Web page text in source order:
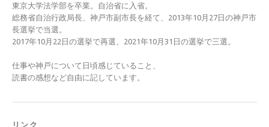
東京大学法学部を卒業。自治省に入省。
総務省自治行政局長、神戸市副市長を経て、2013年10月27日の神戸市
長選挙で当選。
2017年10月22日の選挙で再選、2021年10月31日の選挙で三選。
仕事や神戸について日頃感じていること、
読書の感想など自由に記しています。
リンク